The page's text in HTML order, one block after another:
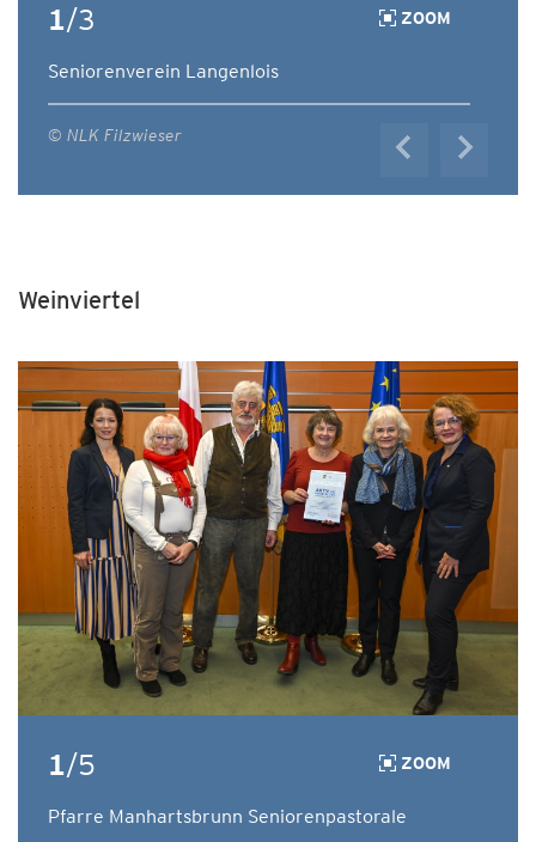
1/3 ZOOM
Seniorenverein Langenlois
© NLK Filzwieser
Weinviertel
1/5 ZOOM
Pfarre Manhartsbrunn Seniorenpastorale